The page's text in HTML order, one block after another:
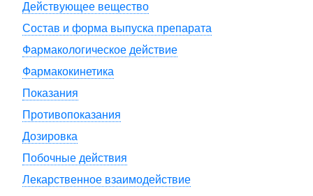
Действующее вещество
Состав и форма выпуска препарата
Фармакологическое действие
Фармакокинетика
Показания
Противопоказания
Дозировка
Побочные действия
Лекарственное взаимодействие